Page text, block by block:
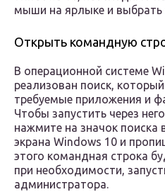
мыши на ярлыке и выбрать
Открыть командную
В операционной системе
реализован поиск,
требуемые приложения и
Чтобы запустить через
нажмите на значок поиска
экрана Windows 10 и
этого командная строка
при необходимости,
администратора.